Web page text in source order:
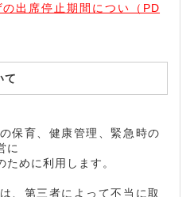
の出席停止期間につい（PD
て
育、健康管理、緊急時の
に
に利用します。
第三者によって不当に取